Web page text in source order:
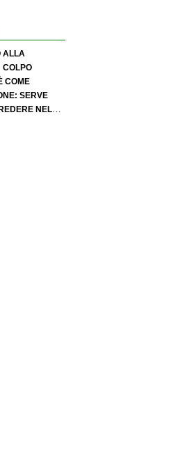
ALLA
COLPO
COME
SERVE
NELLO